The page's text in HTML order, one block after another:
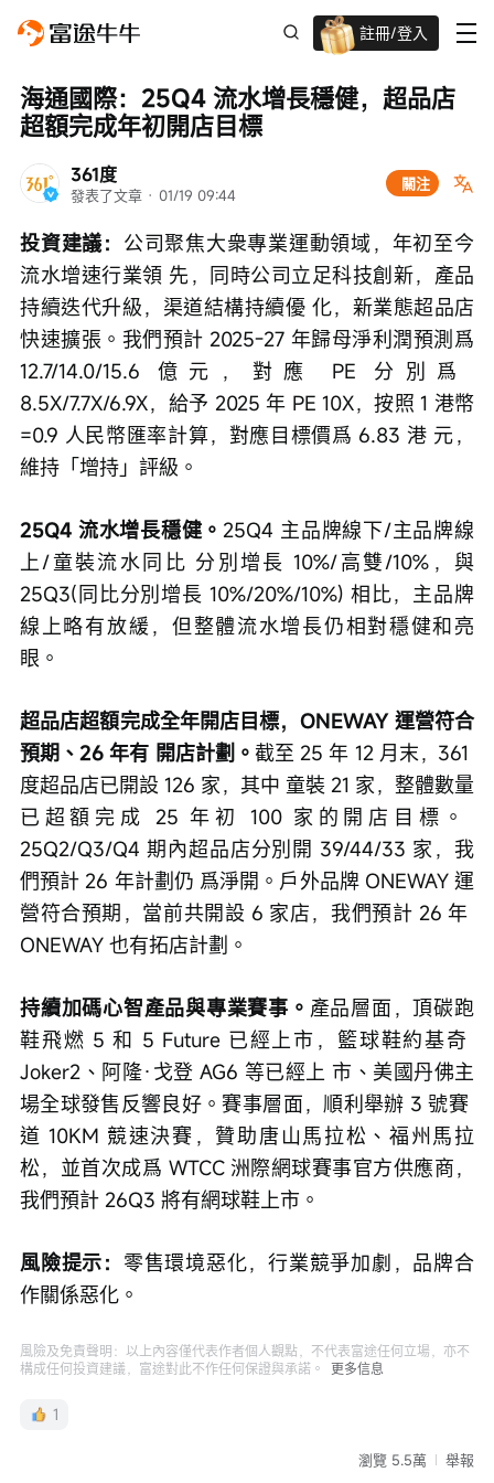
註冊/登入
迎新驚喜賞 股票/BTC等任你揀!
361度
發表了文章 · 01/19 09:44
關注
海通國際：25Q4 流水增長穩健，超品店
超額完成年初開店目標
投資建議： 公司聚焦大衆專業運動領域，年初至今
流水增速行業領 先，同時公司立足科技創新，產品
持續迭代升級，渠道結構持續優 化，新業態超品店
快速擴張。我們預計 2025-27 年歸母淨利潤預測爲
12.7/14.0/15.6 億元，對應 PE 分別爲
8.5X/7.7X/6.9X，給予 2025 年 PE 10X，按照 1 港幣
=0.9 人民幣匯率計算，對應目標價爲 6.83 港 元，
維持「增持」評級。
25Q4 流水增長穩健。 25Q4 主品牌線下/主品牌線
上/童裝流水同比 分別增長 10%/高雙/10%，與
25Q3(同比分別增長 10%/20%/10%) 相比，主品牌
線上略有放緩，但整體流水增長仍相對穩健和亮
眼。
超品店超額完成全年開店目標，ONEWAY 運營符合
預期、26 年有 開店計劃。 截至 25 年 12 月末，361
度超品店已開設 126 家，其中 童裝 21 家，整體數量
已超額完成 25 年初 100 家的開店目標。
25Q2/Q3/Q4 期內超品店分別開 39/44/33 家，我
們預計 26 年計劃仍 爲淨開。戶外品牌 ONEWAY 運
營符合預期，當前共開設 6 家店，我們預計 26 年
ONEWAY 也有拓店計劃。
持續加碼心智產品與專業賽事。 產品層面，頂碳跑
鞋飛燃 5 和 5 Future 已經上市，籃球鞋約基奇
Joker2、阿隆·戈登 AG6 等已經上 市、美國丹佛主
場全球發售反響良好。賽事層面，順利舉辦 3 號賽
道 10KM 競速決賽，贊助唐山馬拉松、福州馬拉
松，並首次成爲 WTCC 洲際網球賽事官方供應商，
我們預計 26Q3 將有網球鞋上市。
風險提示： 零售環境惡化，行業競爭加劇，品牌合
作關係惡化。
風險及免責聲明：以上內容僅代表作者個人觀點，不代表富途任何立場，亦不
構成任何投資建議，富途對此不作任何保證與承諾。
更多信息
1
瀏覽 5.5萬 舉報